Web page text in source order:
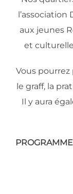
aux jeunes
et
Vous
le graff, la
Il y aura